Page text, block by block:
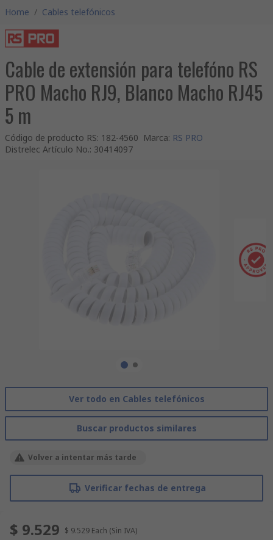
Home / Cables telefónicos
Cable de extensión para telefóno RS
PRO Macho RJ9, Blanco Macho RJ45
5 m
Código de producto RS: 182-4560 Marca: RS PRO
Distrelec Artículo No.: 30414097
Ver todo en Cables telefónicos
Buscar productos similares
Volver a intentar más tarde
Verificar fechas de entrega
$ 9.529 $ 9.529 Each (Sin IVA)